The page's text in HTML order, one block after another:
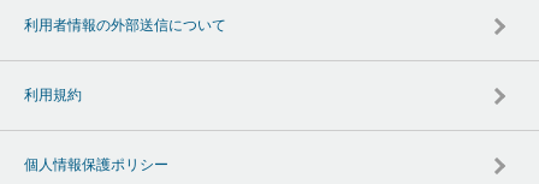
利用者情報の外部送信について
利用規約
個人情報保護ポリシー